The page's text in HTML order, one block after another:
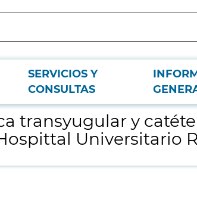
SERVICIOS Y
CONSULTAS
al Servicio de Digestivo del Hospittal
transyugular y
Universitario